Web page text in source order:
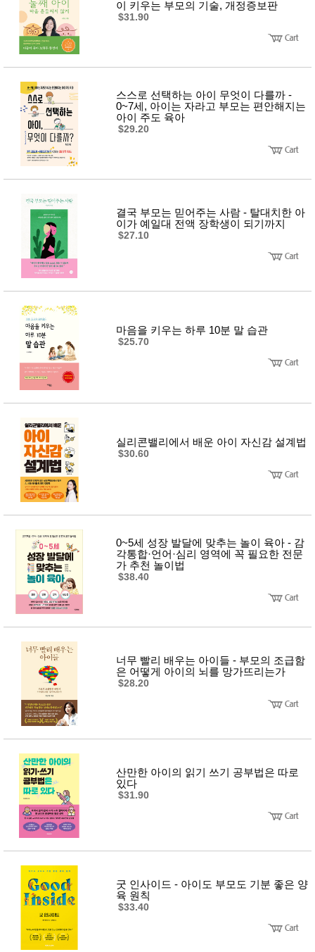
이 키우는 부모의 기술, 개정증보판
$31.90
스스로 선택하는 아이 무엇이 다를까 -
0~7세, 아이는 자라고 부모는 편안해지는
아이 주도 육아
$29.20
결국 부모는 믿어주는 사람 - 탈대치한 아
이가 예일대 전액 장학생이 되기까지
$27.10
마음을 키우는 하루 10분 말 습관
$25.70
실리콘밸리에서 배운 아이 자신감 설계법
$30.60
0~5세 성장 발달에 맞추는 놀이 육아 - 감
각통합·언어·심리 영역에 꼭 필요한 전문
가 추천 놀이법
$38.40
너무 빨리 배우는 아이들 - 부모의 조급함
은 어떻게 아이의 뇌를 망가뜨리는가
$28.20
산만한 아이의 읽기 쓰기 공부법은 따로
있다
$31.90
굿 인사이드 - 아이도 부모도 기분 좋은 양
육 원칙
$33.40